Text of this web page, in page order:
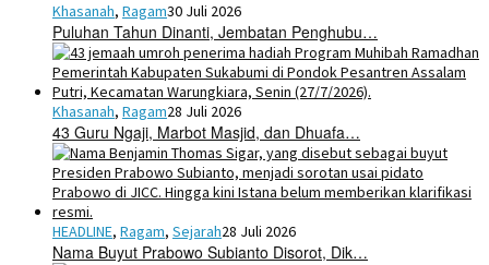
Khasanah, Ragam30 Juli 2026
Puluhan Tahun Dinanti, Jembatan Penghubu…
Khasanah, Ragam28 Juli 2026
43 Guru Ngaji, Marbot Masjid, dan Dhuafa…
HEADLINE, Ragam, Sejarah28 Juli 2026
Nama Buyut Prabowo Subianto Disorot, Dik…